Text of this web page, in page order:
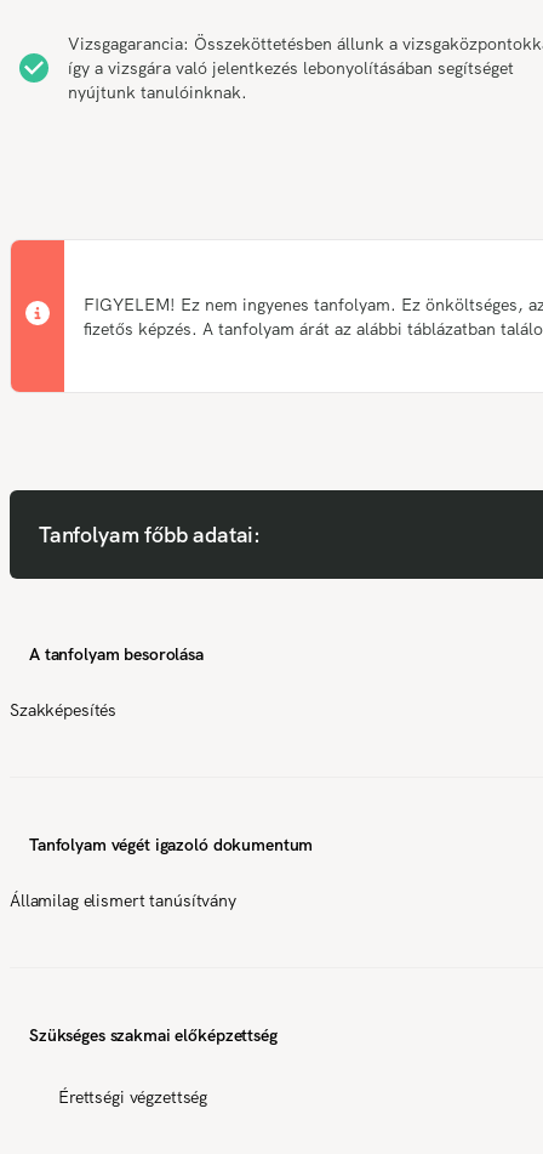
Vizsgagarancia: Összeköttetésben állunk a
így a vizsgára való jelentkezés lebonyolításában segítséget
nyújtunk tanulóinknak.
FIGYELEM! Ez nem ingyenes tanfolyam. Ez önköltséges,
fizetős képzés. A tanfolyam árát az alábbi táblázatban
Tanfolyam főbb adatai:
A tanfolyam besorolása
Szakképesítés
Tanfolyam végét igazoló dokumentum
Államilag elismert tanúsítvány
Szükséges szakmai előképzettség
Érettségi végzettség